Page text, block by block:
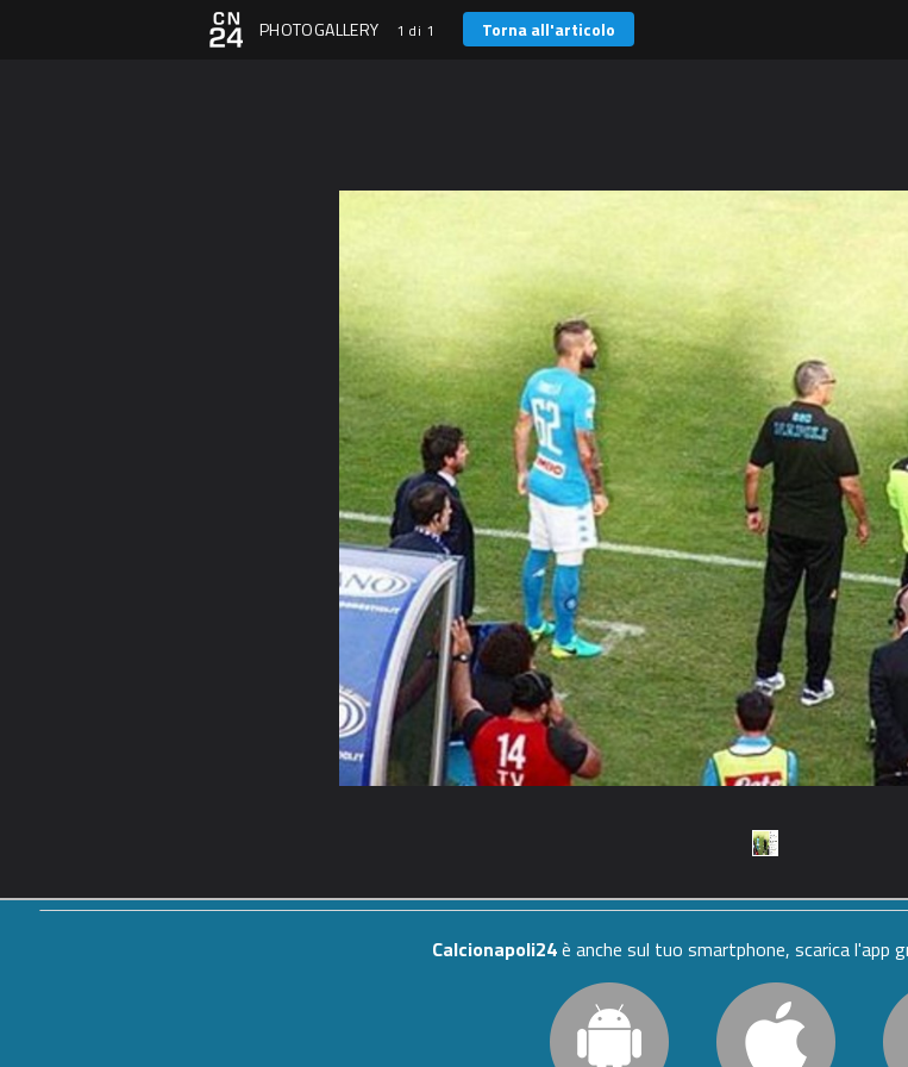
PHOTOGALLERY 1 di 1 Torna all'articolo
Calcionapoli24è anche sul tuo smartphone, scarica l'app